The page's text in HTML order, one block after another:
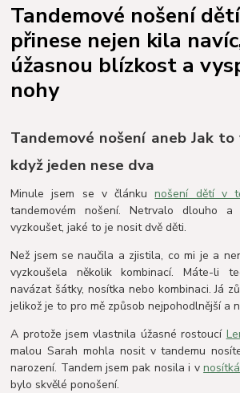
fotoporovnání
Porovnání nosítek lenka
Tandemové nošení
přinese nejen kila
úžasnou blízkost a
nohy
Tandemové nošení aneb Jak
když jeden nese dva
Minule jsem se v článkunošení dětí v
tandemovém nošení. Netrvalo dlouho
vyzkoušet, jaké to je nosit dvě děti.
Než jsem se naučila a zjistila, co mi je a
vyzkoušela několik kombinací. Máte-li
navázat šátky, nosítka nebo kombinaci. Já
jelikož je to pro mě způsob nejpohodlnější a
A protože jsem vlastnila úžasné rostoucí
malou Sarah mohla nosit v tandemu
narození. Tandem jsem pak nosila i v
bylo skvělé ponošení.